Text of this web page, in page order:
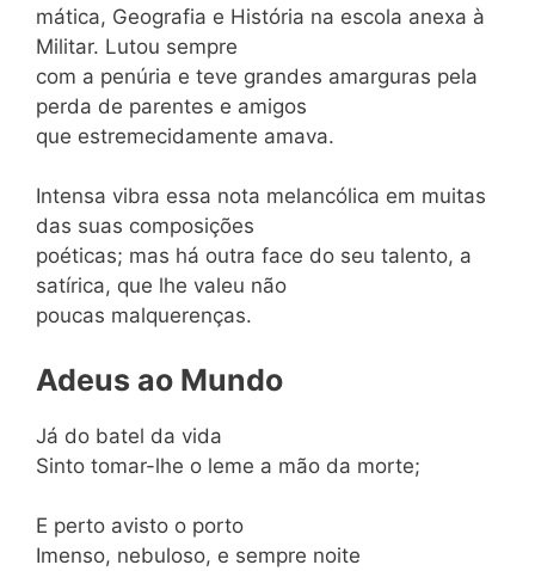
mática, Geografia e História na escola anexa à
Militar. Lutou sempre
com a penúria e teve grandes amarguras pela
perda de parentes e amigos
que estremecidamente amava.
Intensa vibra essa nota melancólica em muitas
das suas composições
poéticas; mas há outra face do seu talento, a
satírica, que lhe valeu não
poucas malquerenças.
Adeus ao Mundo
Já do batel da vida
Sinto tomar-lhe o leme a mão da morte;
E perto avisto o porto
Imenso, nebuloso, e sempre noite